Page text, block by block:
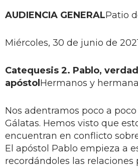
AUDIENCIA GENERALPatio
Miércoles, 30 de junio de
Catequesis 2. Pablo,
apóstolHermanos y
Nos adentramos poco a
Gálatas. Hemos visto que
encuentran en conflicto
El apóstol Pablo empieza a
recordándoles las relaciones